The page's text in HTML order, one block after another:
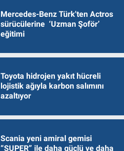
Mercedes-Benz Türk'ten Actros
sürücülerine ‘Uzman Şoför’
eğitimi
Toyota hidrojen yakıt hücreli
lojistik ağıyla karbon salımını
azaltıyor
Scania yeni amiral gemisi
“SUPER” ile daha güçlü ve daha